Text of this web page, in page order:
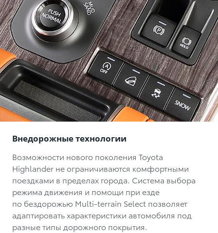
Внедорожные технологии
Возможности нового поколения Toyota
Highlander не ограничиваются комфортными
поездками в пределах города. Система выбора
режима движения и помощи при езде
по бездорожью Multi-terrain Select позволяет
адаптировать характеристики автомобиля под
разные типы дорожного покрытия.